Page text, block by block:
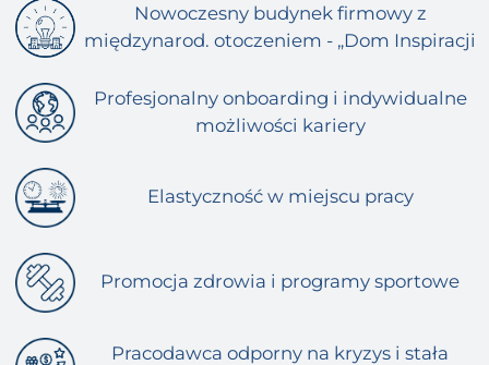
Nowoczesny budynek firmowy z
międzynarod. otoczeniem - „Dom Inspiracji
Profesjonalny onboarding i indywidualne
możliwości kariery
Elastyczność w miejscu pracy
Promocja zdrowia i programy sportowe
Pracodawca odporny na kryzys i stała